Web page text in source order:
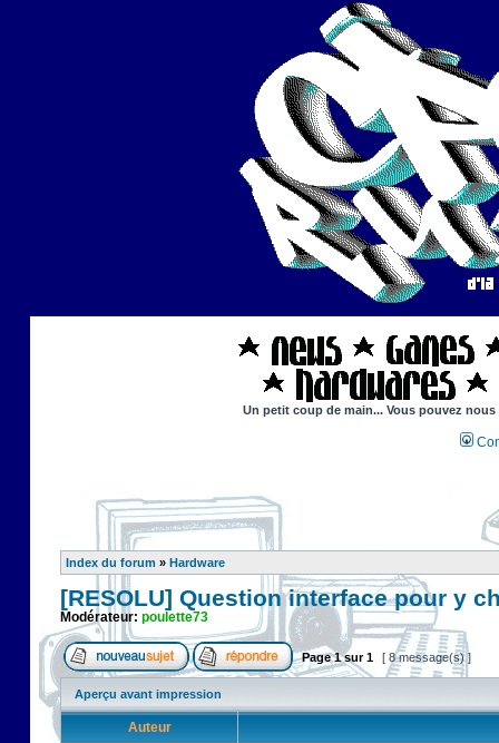
Un petit coup de main... Vous pouvez
Index du forum » Hardware
[RESOLU] Question interface pour y
Modérateur: poulette73
Page1sur1 [ 8 message(s) ]
Aperçu avant impression
Auteur